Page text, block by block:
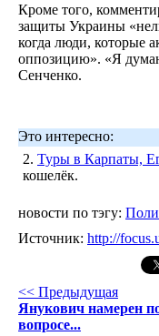
Кроме того,
защиты Украины
когда люди, которые
оппозицию». «Я
Сенченко.
Это интересно:
2. Туры в Карпаты,
кошелёк.
новости по тэгу:
Источник: http://
<< Предыдущая
Янукович намерен
вопросе...